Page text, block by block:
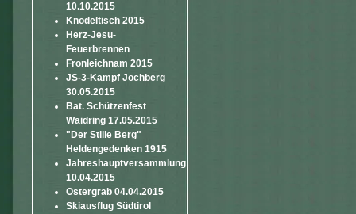
10.10.2015
Knödeltisch 2015
Herz-Jesu-
Feuerbrennen
Fronleichnam 2015
JS-3-Kampf Jochberg
30.05.2015
Bat. Schützenfest
Waidring 17.05.2015
"Der Stille Berg"
Heldengedenken 1915
Jahreshauptversammlung
10.04.2015
Ostergrab 04.04.2015
Skiausflug Südtirol